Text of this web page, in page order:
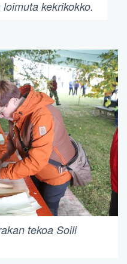
kekrikokko.
tekoa Soili